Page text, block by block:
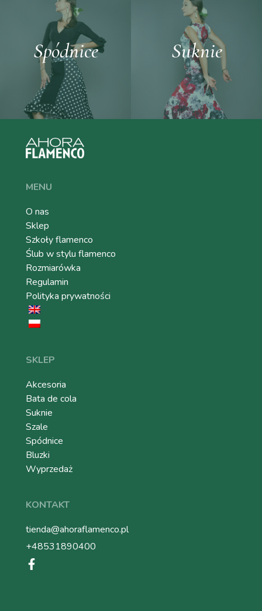
Spódnice Suknie
MENU
O nas
Sklep
Szkoły flamenco
Ślub w stylu flamenco
Rozmiarówka
Regulamin
Polityka prywatności
SKLEP
Akcesoria
Bata de cola
Suknie
Szale
Spódnice
Bluzki
Wyprzedaż
KONTAKT
tienda@ahoraflamenco.pl
+48531890400